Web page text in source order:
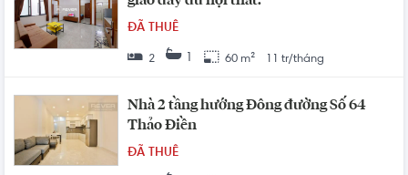
ĐÃ THUÊ
2 1 60 m² 11 tr/tháng
Nhà 2 tầng hướng Đông đường Số 64
Thảo Điền
ĐÃ THUÊ